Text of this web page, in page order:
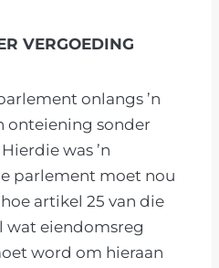
VERGOEDING
onlangs ’n
onteiening sonder
was ’n
parlement moet nou
artikel 25 van die
eiendomsreg
word om hieraan